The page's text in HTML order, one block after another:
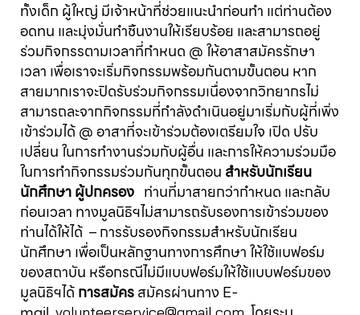
ทั้งเด็ก ผู้ใหญ่ มีเจ้าหน้าที่ช่วยแนะนำก่อนทำ แต่ท่านต้อง
อดทน และมุ่งมั่นทำชิ้นงานให้เรียบร้อย และสามารถอยู่
ร่วมกิจกรรตามเวลาที่กำหนด @ ให้อาสาสมัครรักษา
เวลา เพื่อเราจะเริ่มกิจกรรมพร้อมกันตามขั้นตอน หาก
สายมากเราจะปิดรับร่วมกิจกรรมเนื่องจากวิทยากรไม่
สามารถละจากกิจกรรมที่กำลังดำเนินอยู่มาเริ่มกับผู้ที่เพิ่ง
เข้าร่วมได้ @ อาสาที่จะเข้าร่วมต้องเตรียมใจ เปิด ปรับ
เปลี่ยน ในการทำงานร่วมกับผู้อื่น และการให้ความร่วมมือ
ในการทำกิจกรรมร่วมกันทุกขั้นตอน สำหรับนักเรียน
นักศึกษา ผู้ปกครอง ท่านที่มาสายกว่ากำหนด และกลับ
ก่อนเวลา ทางมูลนิธิฯไม่สามารถรับรองการเข้าร่วมของ
ท่านได้ให้ได้ – การรับรองกิจกรรมสำหรับนักเรียน
นักศึกษา เพื่อเป็นหลักฐานทางการศึกษา ให้ใช้แบฟอร์ม
ของสถาบัน หรือกรณีไม่มีแบบฟอร์มให้ใช้แบบฟอร์มของ
มูลนิธิฯได้การสมัครสมัครผ่านทาง E-